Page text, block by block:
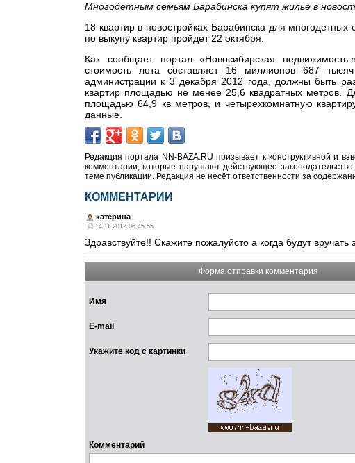
Многодетным семьям Барабинска купят жилье в
18 квартир в новостройках Барабинска для
по выкупу квартир пройдет 22 октября.
Как сообщает портал «Новосибирская недвижимость.
стоимость лота составляет 16 миллионов 687
администрации к 3 декабря 2012 года, должны быть
квартир площадью не менее 25,6 квадратных метров.
площадью 64,9 кв метров, и четырехкомнатную
данные.
Редакция портала NN-BAZA.RU призывает к конструктивной и
комментарии, которые нарушают действующее
теме публикации. Редакция не несёт ответственности за
КОММЕНТАРИИ
катерина
14.11.2012 06.45.55
Здравствуйте!! Скажите пожалуйсто а когда будут вручать
Форма отправки комментария
Имя
E-mail
Укажите код с картинки
Комментарий